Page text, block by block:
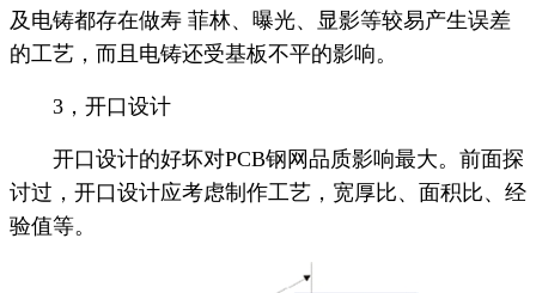
及电铸都存在做寿 菲林、曝光、显影等较易产生误差
的工艺，而且电铸还受基板不平的影响。
3，开口设计
开口设计的好坏对PCB钢网品质影响最大。前面探
讨过，开口设计应考虑制作工艺，宽厚比、面积比、经
验值等。